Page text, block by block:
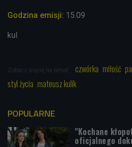
Godzina emisji: 15.09
kul
Zobacz więcej na temat: czwórka miłość
styl życia mateusz kulik
POPULARNE
"Kochane
oficjalnego